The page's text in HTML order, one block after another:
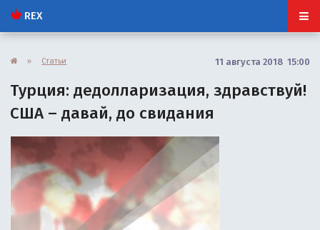
REX
» Статьи 11 августа 2018 15:00
Турция: дедолларизация, здравствуй!
США – давай, до свидания